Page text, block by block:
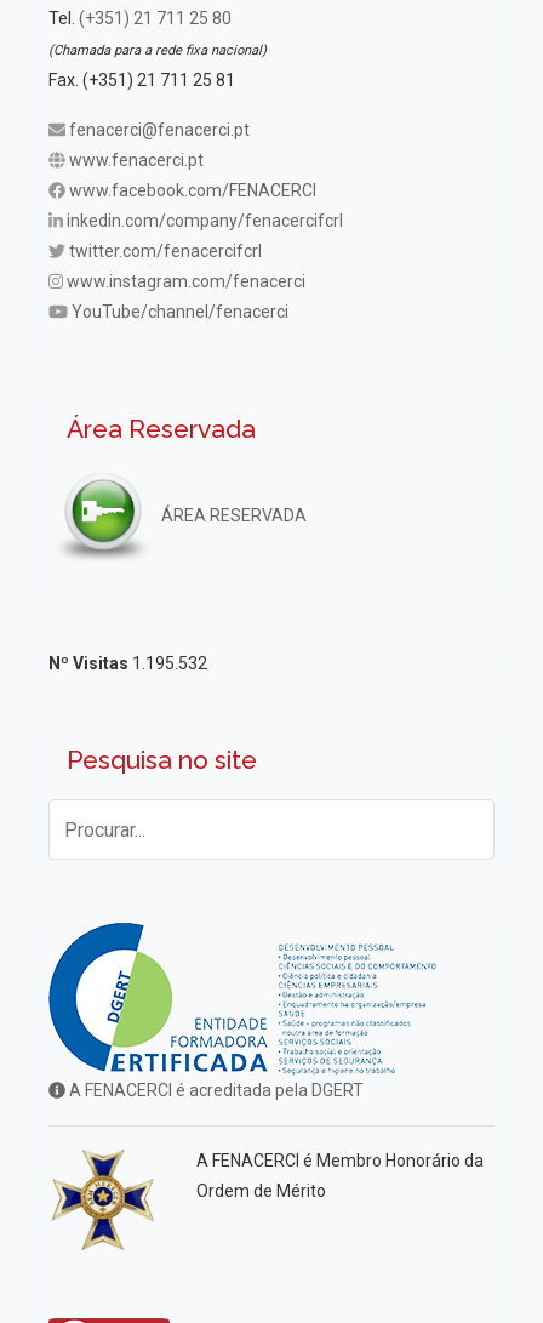
Tel. (+351) 21 711 25 80
(Chamada para a rede fixa nacional)
Fax. (+351) 21 711 25 81
fenacerci@fenacerci.pt
www.fenacerci.pt
www.facebook.com/FENACERCI
inkedin.com/company/fenacercifcrl
twitter.com/fenacercifcrl
www.instagram.com/fenacerci
YouTube/channel/fenacerci
Área Reservada
ÁREA RESERVADA
Nº Visitas 1.195.532
Pesquisa no site
A FENACERCI é acreditada pela DGERT
A FENACERCI é Membro Honorário da
Ordem de Mérito